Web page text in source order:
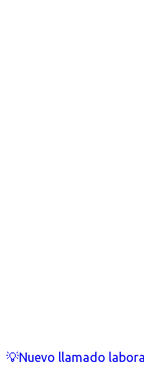
💡Nuevo llamado